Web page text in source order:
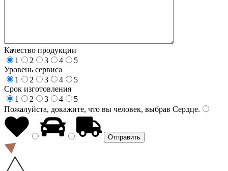
Качество продукции
1
2 3 4
5
Уровень сервиса
1
2 3 4
5
Срок изготовления
1
2 3 4
5
Пожалуйста, докажите, что вы человек, выбрав Сердце.